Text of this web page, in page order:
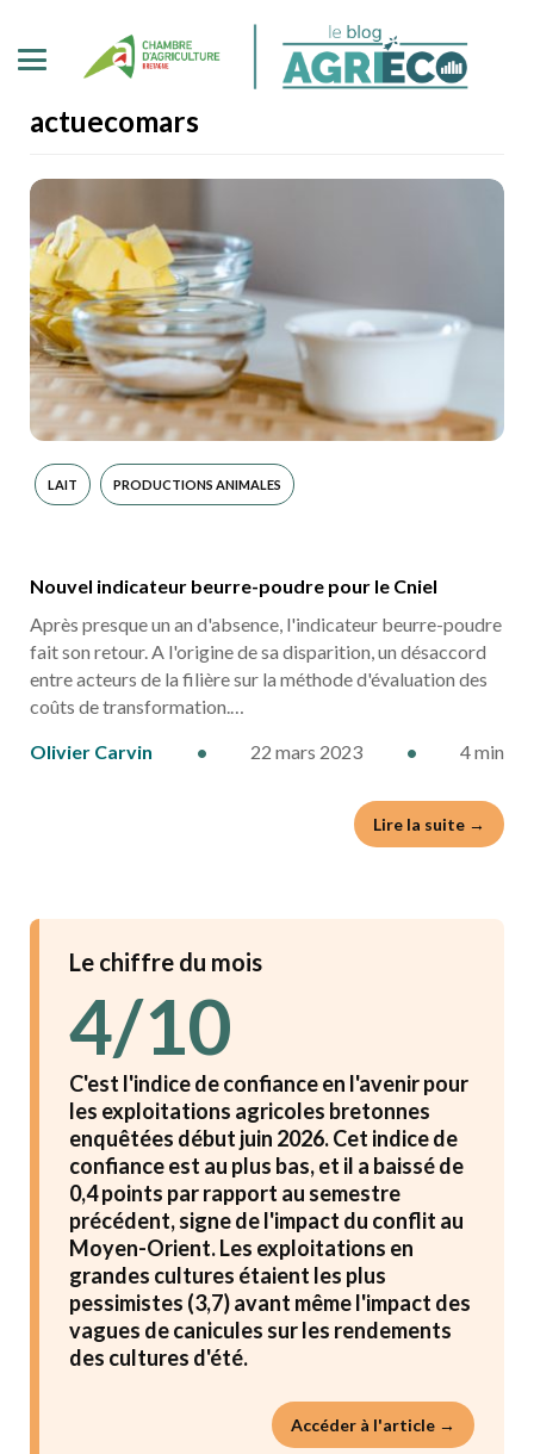
actuecomars
LAIT PRODUCTIONS ANIMALES
Nouvel indicateur beurre-poudre pour le Cniel
Après presque un an d'absence, l'indicateur beurre-poudre
fait son retour. A l'origine de sa disparition, un désaccord
entre acteurs de la filière sur la méthode d'évaluation des
coûts de transformation.…
Olivier Carvin
• 22 mars 2023 • 4 min
Lire la suite →
Le chiffre du mois
4/10
C'est l'indice de confiance en l'avenir pour
les exploitations agricoles bretonnes
enquêtées début juin 2026. Cet indice de
confiance est au plus bas, et il a baissé de
0,4 points par rapport au semestre
précédent, signe de l'impact du conflit au
Moyen-Orient. Les exploitations en
grandes cultures étaient les plus
pessimistes (3,7) avant même l'impact des
vagues de canicules sur les rendements
des cultures d'été.
Accéder à l'article →